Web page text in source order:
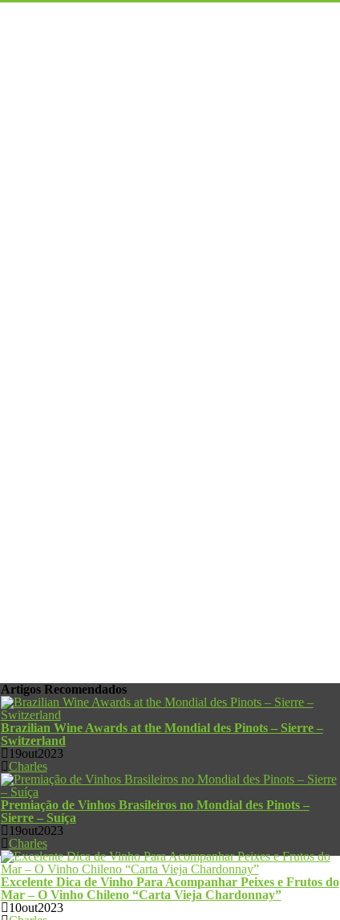
Artigos Recomendados
Brazilian Wine Awards at the Mondial des Pinots – Sierre –
Switzerland
19out2023
Charles
Premiação de Vinhos Brasileiros no Mondial des Pinots –
Sierre – Suíça
19out2023
Charles
Excelente Dica de Vinho Para Acompanhar Peixes e Frutos do
Mar – O Vinho Chileno “Carta Vieja Chardonnay”
10out2023